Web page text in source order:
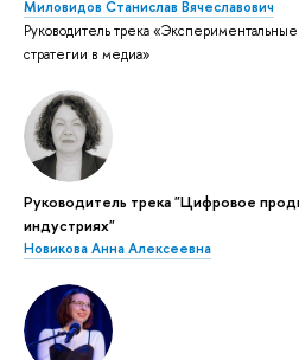
Миловидов Станислав Вячеславович
Руководитель трека
стратегии в медиа»
Руководитель трека "Цифровое
индустриях"
Новикова Анна Алексеевна